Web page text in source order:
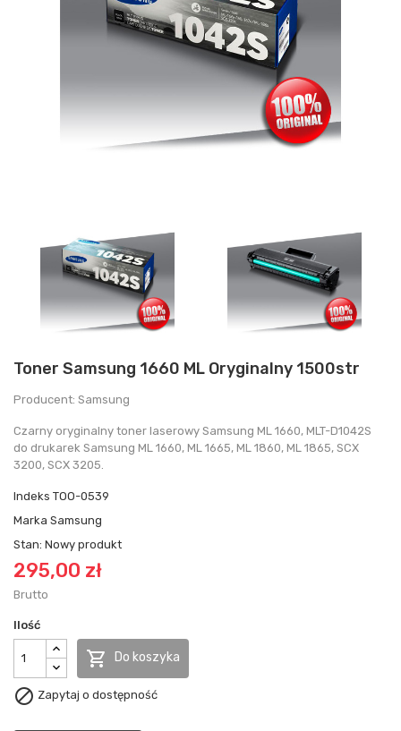
Toner Samsung 1660 ML Oryginalny 1500str
Producent: Samsung
Czarny oryginalny toner laserowy Samsung ML 1660, MLT-D1042S
do drukarek Samsung ML 1660, ML 1665, ML 1860, ML 1865, SCX
3200, SCX 3205.
Indeks TOO-0539
Marka Samsung
Stan: Nowy produkt
295,00 zł
Brutto
Ilość
 Do koszyka
 Zapytaj o dostępność